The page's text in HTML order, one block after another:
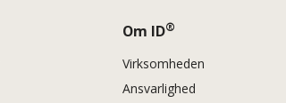
Om ID®
Virksomheden
Ansvarlighed